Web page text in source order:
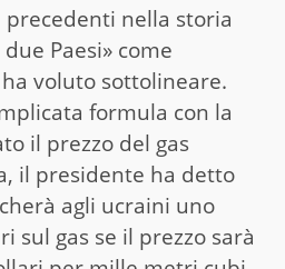
precedenti nella storia
Paesi» come
voluto sottolineare.
formula con la
il prezzo del gas
il presidente ha detto
agli ucraini uno
sul gas se il prezzo sarà